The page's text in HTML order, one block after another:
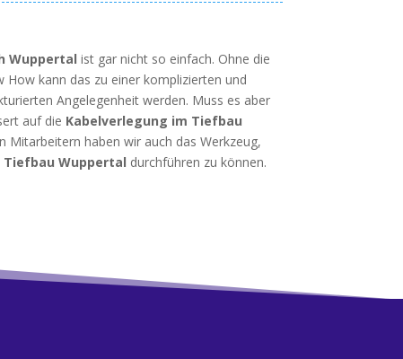
Wuppertal ist gar nicht so einfach. Ohne die
How kann das zu einer komplizierten und
Angelegenheit werden. Muss es aber
auf die Kabelverlegung im Tiefbau
Mitarbeitern haben wir auch das Werkzeug,
Tiefbau Wuppertal durchführen zu können.